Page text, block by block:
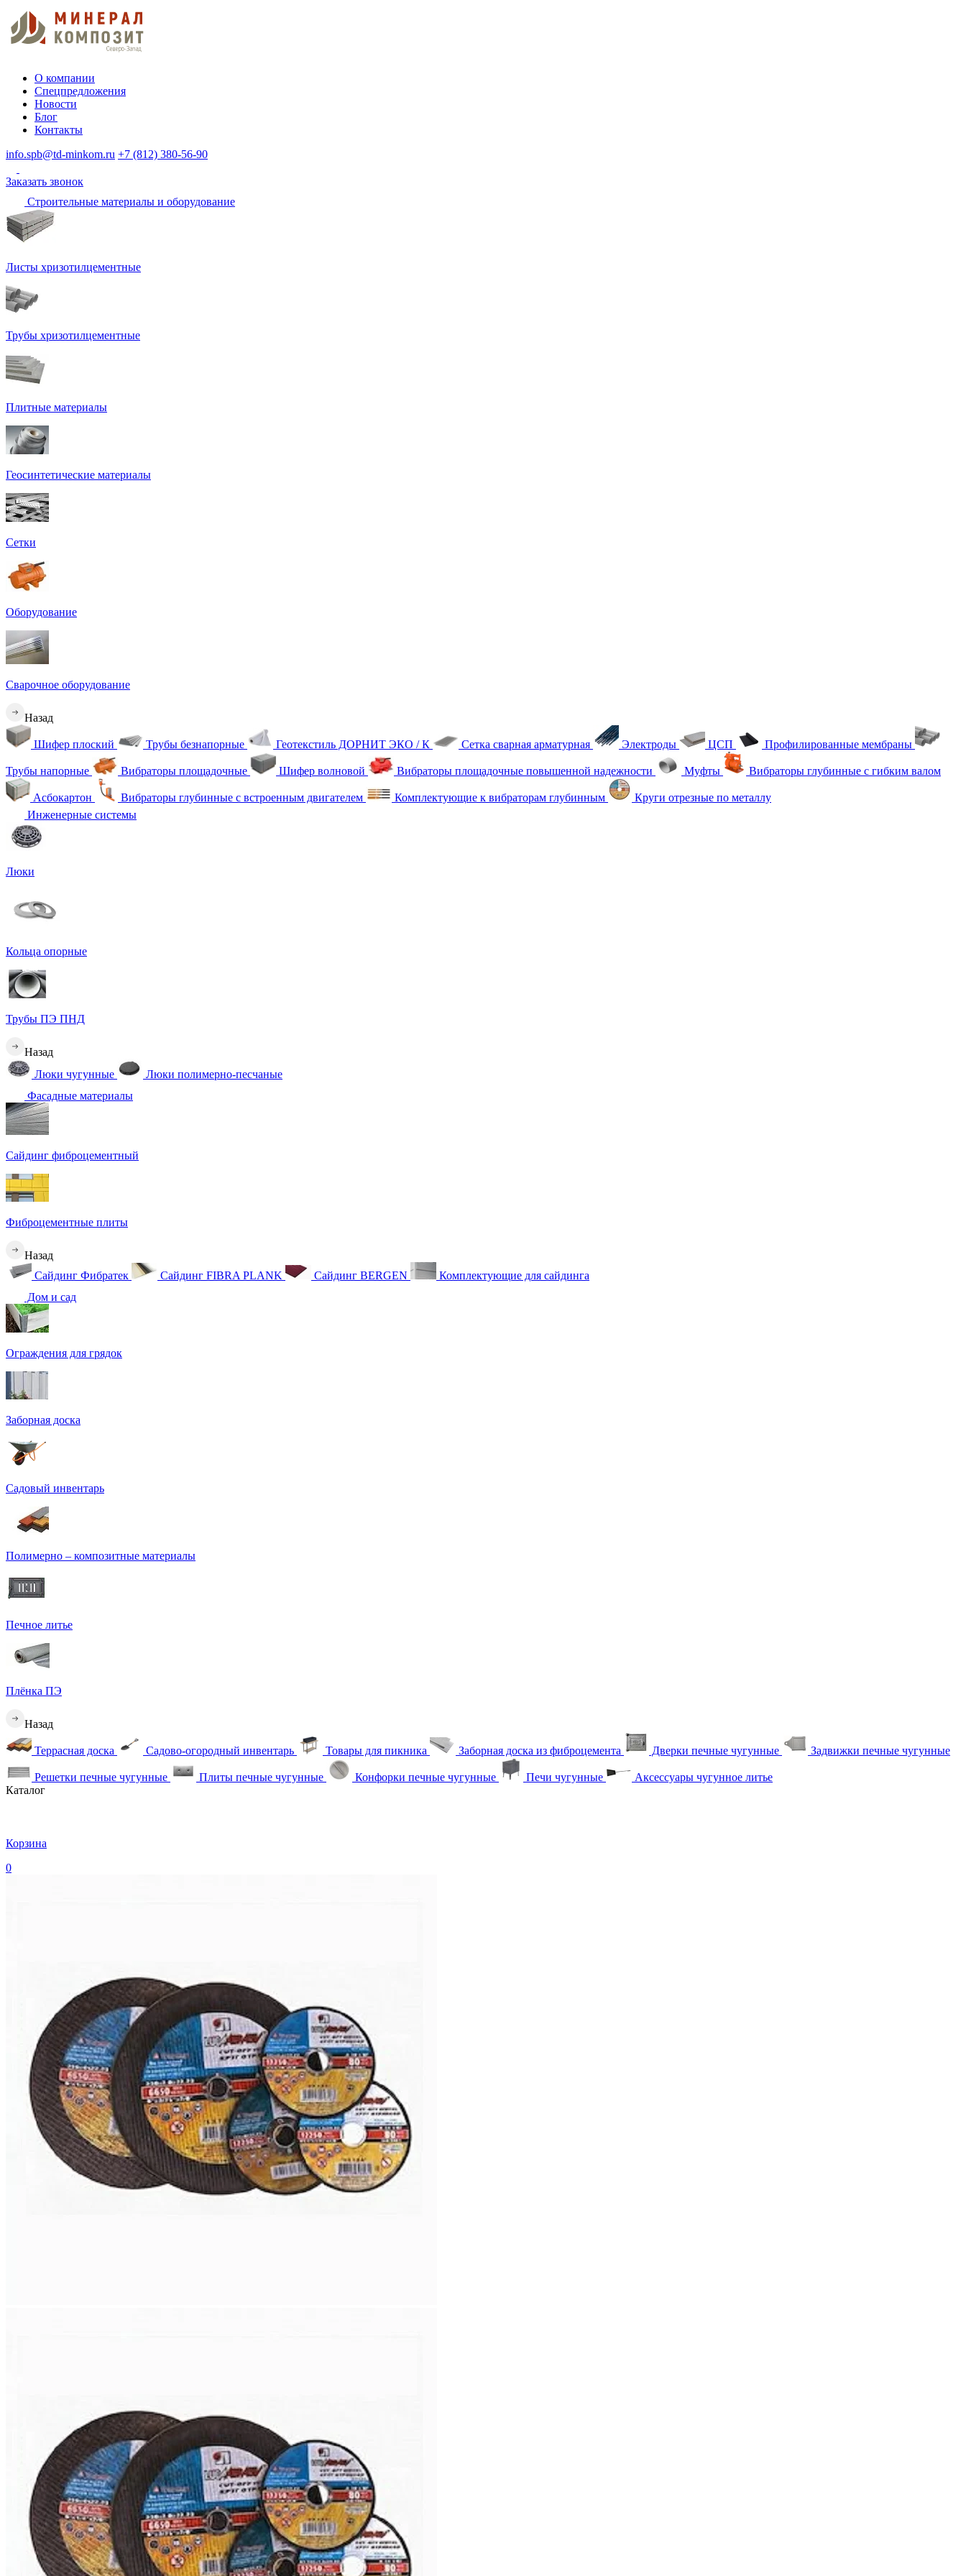
О компании
Спецпредложения
Новости
Блог
Контакты
info.spb@td-minkom.ru +7 (812) 380-56-90
Заказать звонок
Строительные материалы и оборудование
Листы хризотилцементные
Трубы хризотилцементные
Плитные материалы
Геосинтетические материалы
Сетки
Оборудование
Сварочное оборудование
Назад
Шифер плоский Трубы безнапорные Геотекстиль ДОРНИТ ЭКО / К Сетка сварная арматурная Электроды ЦСП Профилированные мембраны
Трубы напорные Вибраторы площадочные Шифер волновой Вибраторы площадочные повышенной надежности Муфты Вибраторы глубинные с гибким валом
Асбокартон Вибраторы глубинные с встроенным двигателем Комплектующие к вибраторам глубинным
Круги отрезные по металлу
Инженерные системы
Люки
Кольца опорные
Трубы ПЭ ПНД
Назад
Люки чугунные
Люки полимерно-песчаные
Фасадные материалы
Сайдинг фиброцементный
Фиброцементные плиты
Назад
Сайдинг Фибратек
Сайдинг FIBRA PLANK Сайдинг BERGEN
Комплектующие для сайдинга
Дом и сад
Ограждения для грядок
Заборная доска
Садовый инвентарь
Полимерно – композитные материалы
Печное литье
Плёнка ПЭ
Назад
Террасная доска Садово-огородный инвентарь Товары для пикника Заборная доска из фиброцемента Дверки печные чугунные Задвижки печные чугунные
Решетки печные чугунные Плиты печные чугунные Конфорки печные чугунные Печи чугунные
Аксессуары чугунное литье
Каталог
Корзина
0